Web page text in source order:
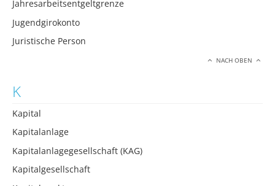
Jahresarbeitsentgeltgrenze
Jugendgirokonto
Juristische Person
NACH OBEN
K
Kapital
Kapitalanlage
Kapitalanlagegesellschaft (KAG)
Kapitalgesellschaft